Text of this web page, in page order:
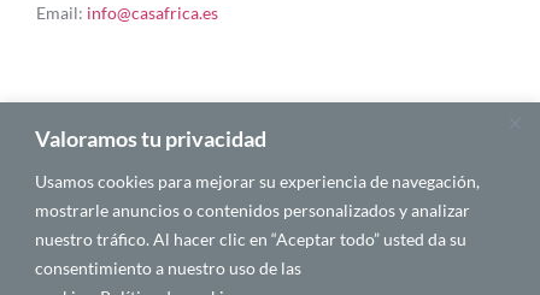
Valoramos tu privacidad
Usamos cookies para mejorar su experiencia de navegación,
mostrarle anuncios o contenidos personalizados y analizar
nuestro tráfico. Al hacer clic en “Aceptar todo” usted da su
consentimiento a nuestro uso de las
Email: info@casafrica.es
Blog
Quiénes somos
Autores